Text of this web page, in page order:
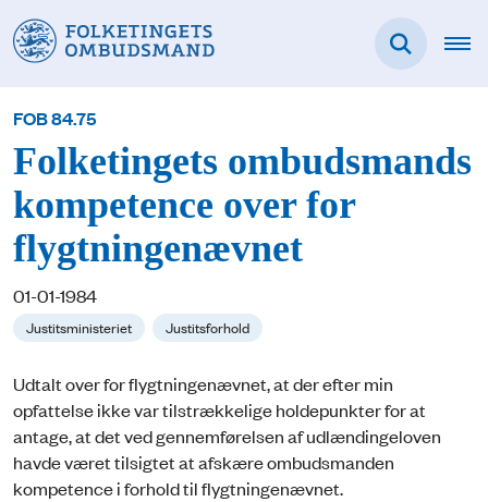
FOB 84.75
Folketingets ombudsmands
kompetence over for
flygtningenævnet
01-01-1984
Justitsministeriet Justitsforhold
Udtalt over for flygtningenævnet, at der efter min
opfattelse ikke var tilstrækkelige holdepunkter for at
antage, at det ved gennemførelsen af udlændingeloven
havde været tilsigtet at afskære ombudsmanden
kompetence i forhold til flygtningenævnet.